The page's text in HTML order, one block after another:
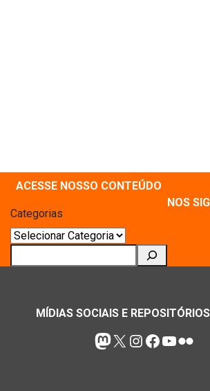
ACESSE NOSSO CONTEÚDO
Categorias
NOS
MÍDIAS SOCIAIS E REPOSITÓRIOS
Mastodon
X Instagram
Facebook
Flickr